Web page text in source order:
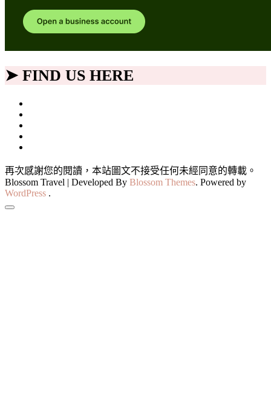
➤ FIND US HERE
再次感謝您的閱讀，本站圖文不接受任何未經同意的轉載。
Blossom Travel | Developed By Blossom Themes. Powered by
WordPress .